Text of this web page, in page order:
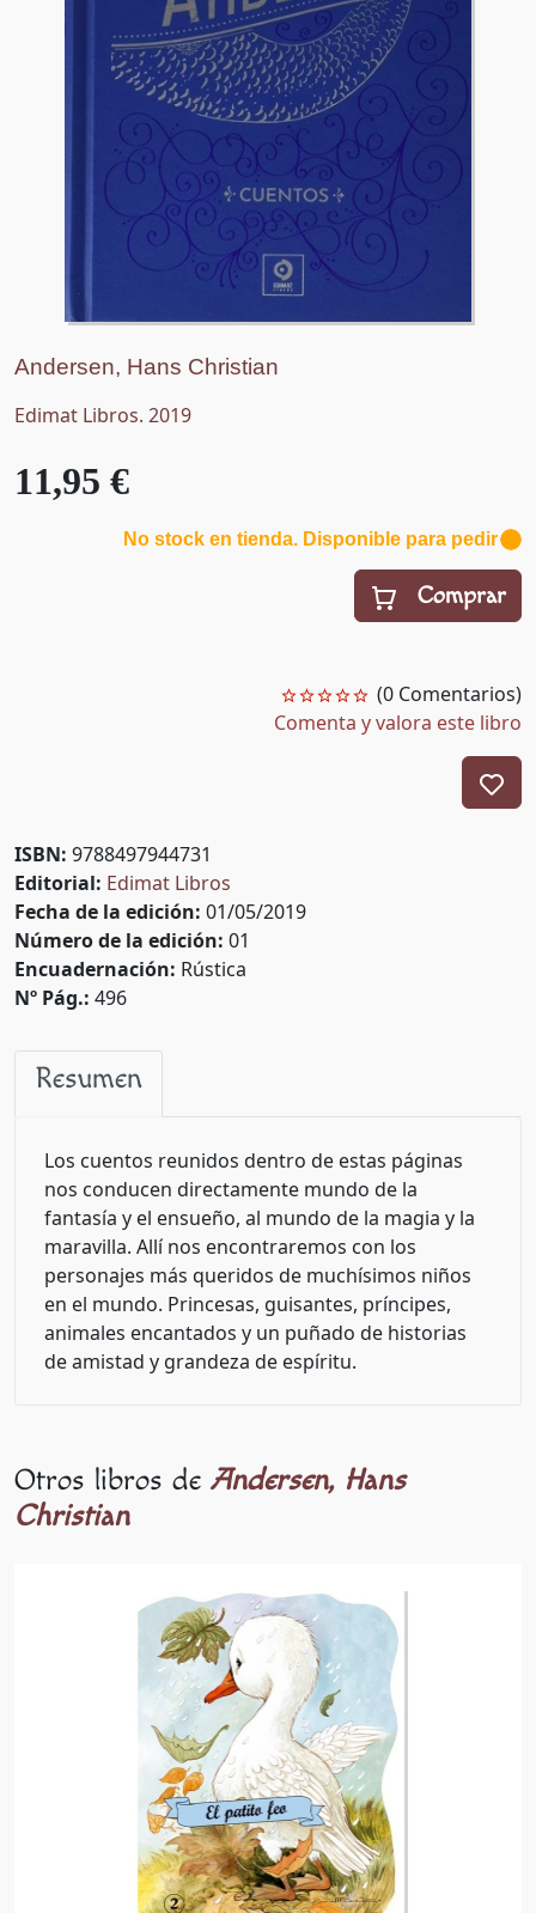
Andersen, Hans Christian
Edimat Libros. 2019
11,95 €
No stock en tienda. Disponible para pedir
Comprar
(0 Comentarios)
Comenta y valora este libro
ISBN: 9788497944731
Editorial: Edimat Libros
Fecha de la edición: 01/05/2019
Número de la edición: 01
Encuadernación: Rústica
Nº Pág.: 496
Resumen
Los cuentos reunidos dentro de estas páginas
nos conducen directamente mundo de la
fantasía y el ensueño, al mundo de la magia y la
maravilla. Allí nos encontraremos con los
personajes más queridos de muchísimos niños
en el mundo. Princesas, guisantes, príncipes,
animales encantados y un puñado de historias
de amistad y grandeza de espíritu.
Otros libros de Andersen, Hans
Christian